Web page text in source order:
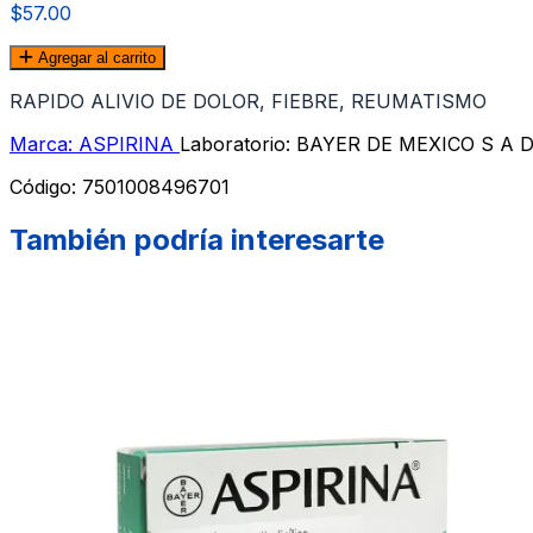
$57.00
Agregar al carrito
RAPIDO ALIVIO DE DOLOR, FIEBRE, REUMATISMO
Marca: ASPIRINA Laboratorio: BAYER DE MEXICO S A
Código: 7501008496701
También podría interesarte